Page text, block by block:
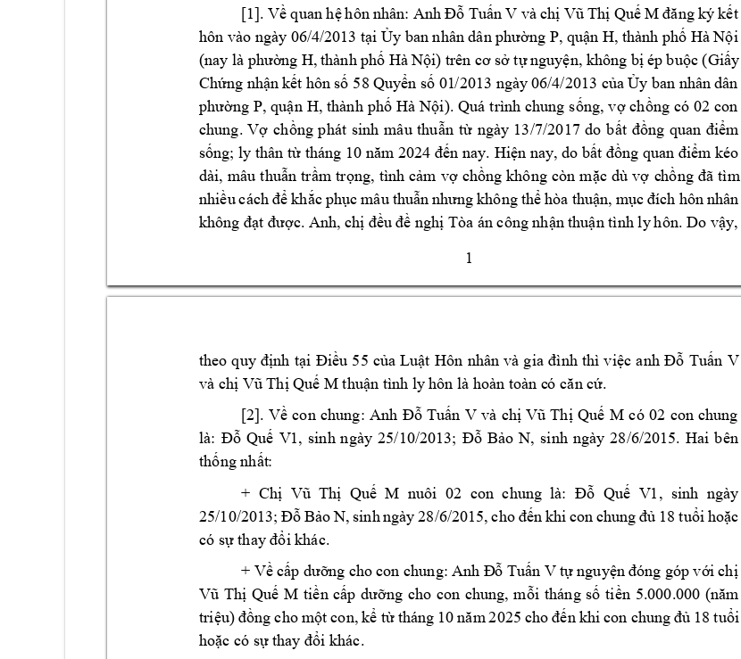
1
[1]. Về quan hệ hôn nhân: Anh Đỗ Tuấn V và chị Vũ Thị Quế M đăng ký kết
hôn vào ngày 06/4/2013 tại Ủy ban nhân dân phường P, quận H, thành phố Hà Nội
(nay là phường H, thành phố Hà Nội) trên cơ sở tựnguyện, không bị ép buộc (Giấy
Chứng nhận kết hôn số 58 Quyển số 01/2013 ngày 06/4/2013 của Ủy ban nhân dân
phường P, quận H, thành phố Hà Nội). Quá trình chung sống, vợ chồng có 02 con
chung. Vợ chồng phát sinh mâu thuẫn từ ngày 13/7/2017 do bất đồng quan điểm
sống; ly thân từ tháng 10 năm 2024 đến nay. Hiện nay, do bất đồng quan điểm kéo
dài, mâu thuẫn trầm trọng, tình cảm vợ chồng không còn mặc dù vợ chồng đã tìm
nhiều cách để khắc phục mâu thuẫn nhưng không thể hòa thuận, mục đích hôn nhân
không đạt được. Anh, chị đều đề nghị Tòa án công nhận thuận tình ly hôn. Do vậy,
theo quy định tại Điều 55 của Luật Hôn nhân và gia đình thì việc anh Đỗ Tuấn V
và chị Vũ Thị Quế M thuận tình ly hôn là hoàn toàn có căn cứ.
[2]. Về con chung: Anh Đỗ Tuấn V và chị Vũ Thị Quế M có 02 con chung
là: Đỗ Quế V1, sinh ngày 25/10/2013; Đỗ Bảo N, sinh ngày 28/6/2015. Hai bên
thống nhất:
+ Chị Vũ Thị Quế
  M
nuôi 02 con chung  là: Đỗ Quế V1, sinh ngày
25/10/2013; Đỗ Bảo N, sinh ngày 28/6/2015, cho đến khi con chung đủ 18 tuổi hoặc
có sự thay đổi khác.
+ Về cấp dưỡng cho con chung: Anh Đỗ Tuấn Vtự nguyện đóng góp với chị
Vũ Thị Quế M tiền cấp dưỡng cho con chung, mỗi tháng số tiền 5.000.000 (năm
triệu) đồng cho một con, kể từ tháng 10 năm 2025 cho đến khi con chung đủ 18 tuổi
hoặc có sự thay đổi khác.